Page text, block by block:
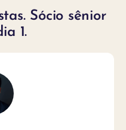
Sócio sênior
1.